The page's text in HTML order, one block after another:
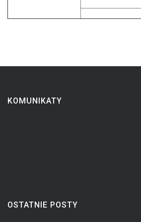
KOMUNIKATY
OSTATNIE POSTY